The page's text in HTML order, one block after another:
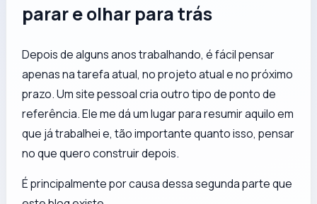
parar e olhar para trás
Depois de alguns anos trabalhando, é fácil pensar
apenas na tarefa atual, no projeto atual e no próximo
prazo. Um site pessoal cria outro tipo de ponto de
referência. Ele me dá um lugar para resumir aquilo em
que já trabalhei e, tão importante quanto isso, pensar
no que quero construir depois.
É principalmente por causa dessa segunda parte que